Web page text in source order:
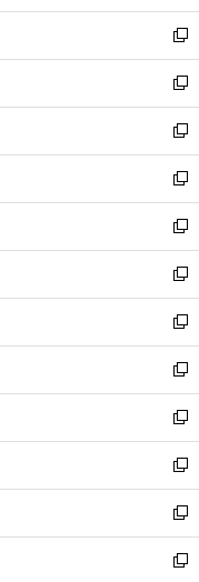
開
く
ウ
で
開
く
ン
ド
ウ
で
開
く
新
し
い
ウ
ィ
ン
ド
ウ
で
開
く
新
し
い
ウ
ィ
ン
ド
ウ
で
開
く
新
し
い
ウ
ィ
ン
ド
ウ
で
開
く
新
し
い
ウ
ィ
ン
ド
ウ
で
開
く
新
し
い
ウ
ィ
ン
ド
ウ
で
開
く
新
し
い
ウ
ィ
ン
ド
ウ
で
開
く
新
し
い
ウ
ィ
ン
ド
ウ
で
開
く
新
し
い
ウ
ィ
ン
ド
ウ
で
新
し
い
ウ
ィ
ン
ド
新
し
い
ウ
ィ
新
し
い
新